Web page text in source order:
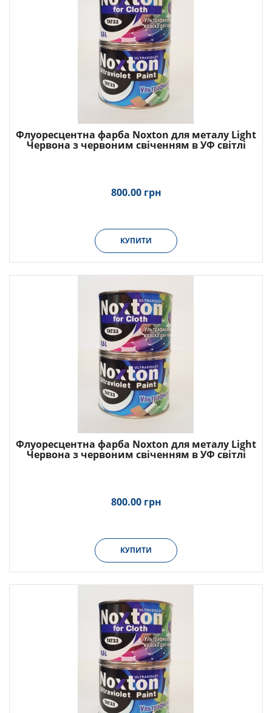
Флуоресцентна фарба Noxton для металу Light
Червона з червоним свіченням в УФ світлі
800.00 грн
КУПИТИ
Флуоресцентна фарба Noxton для металу Light
Червона з червоним свіченням в УФ світлі
800.00 грн
КУПИТИ